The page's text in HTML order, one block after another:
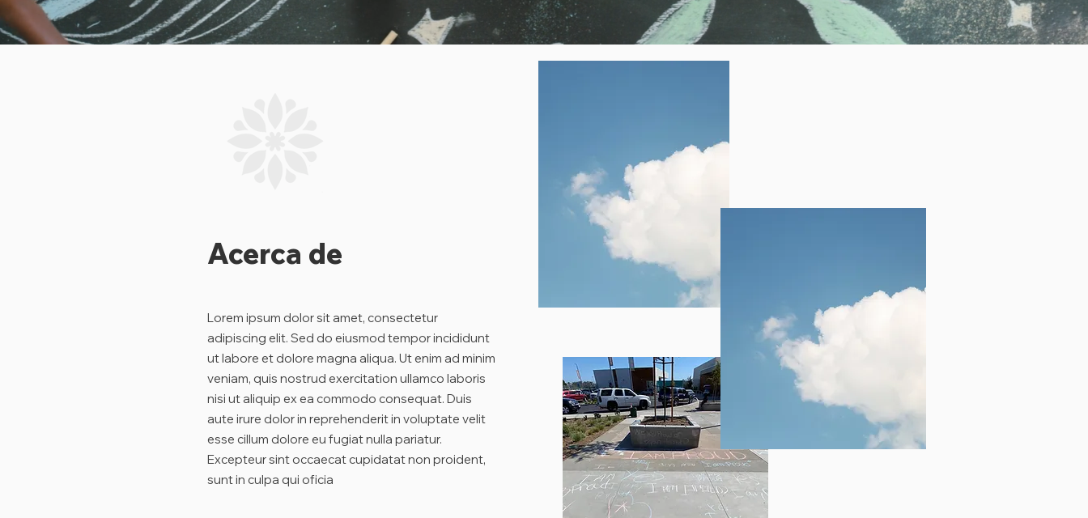
Acerca de
Lorem ipsum dolor sit amet, consectetur
adipiscing elit. Sed do eiusmod tempor incididunt
ut labore et dolore magna aliqua. Ut enim ad minim
veniam, quis nostrud exercitation ullamco laboris
nisi ut aliquip ex ea commodo consequat. Duis
aute irure dolor in reprehenderit in voluptate velit
esse cillum dolore eu fugiat nulla pariatur.
Excepteur sint occaecat cupidatat non proident,
sunt in culpa qui oficia